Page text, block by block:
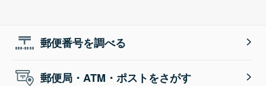
郵便番号を調べる
郵便局・ATM・ポストをさがす